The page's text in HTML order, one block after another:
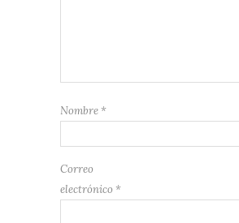
Nombre *
Correo
electrónico *